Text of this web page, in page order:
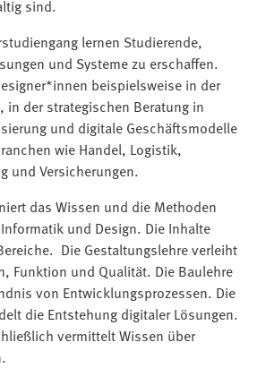
sind.
lernen Studierende,
und Systeme zu erschaffen.
beispielsweise in der
in der strategischen Beratung in
und digitale Geschäftsmodelle
wie Handel, Logistik,
und Versicherungen.
das Wissen und die Methoden
und Design. Die Inhalte
Die Gestaltungslehre verleiht
Funktion und Qualität. Die Baulehre
von Entwicklungsprozessen. Die
die Entstehung digitaler Lösungen.
vermittelt Wissen über